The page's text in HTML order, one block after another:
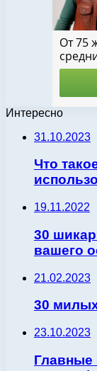
Интересно
31.10.2023
Что
19.11.2022
30
вашего
21.02.2023
30
23.10.2023